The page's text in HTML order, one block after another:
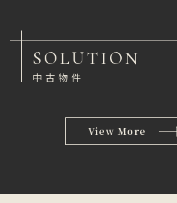
SOLUTION
中古物件
View More